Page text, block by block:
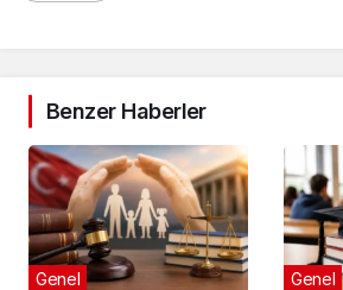
Benzer Haberler
Genel Genel